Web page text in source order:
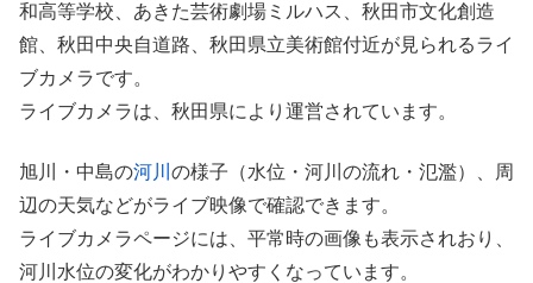
和高等学校、あきた芸術劇場ミルハス、秋田市文化創造
館、秋田中央自道路、秋田県立美術館付近が見られるライ
ブカメラです。
ライブカメラは、秋田県により運営されています。
旭川・中島の河川 の様子（水位・河川の流れ・氾濫）、周
辺の天気などがライブ映像で確認できます。
ライブカメラページには、平常時の画像も表示されおり、
河川水位の変化がわかりやすくなっています。